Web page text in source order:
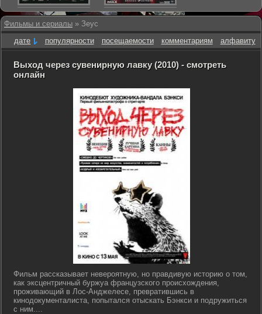
Фильмы и сериалы » Зеус
дате
популярности посещаемости комментариям алфавиту
Выход через сувенирную лавку (2010) - смотреть
онлайн
Фильм рассказывает невероятную, но правдивую историю о том,
как эксцентричный буржуа французского происхождения,
проживающий в Лос-Анджелесе, превратившись в
кинодокументалиста, попытался отыскать Бэнкси и подружиться
с ним....